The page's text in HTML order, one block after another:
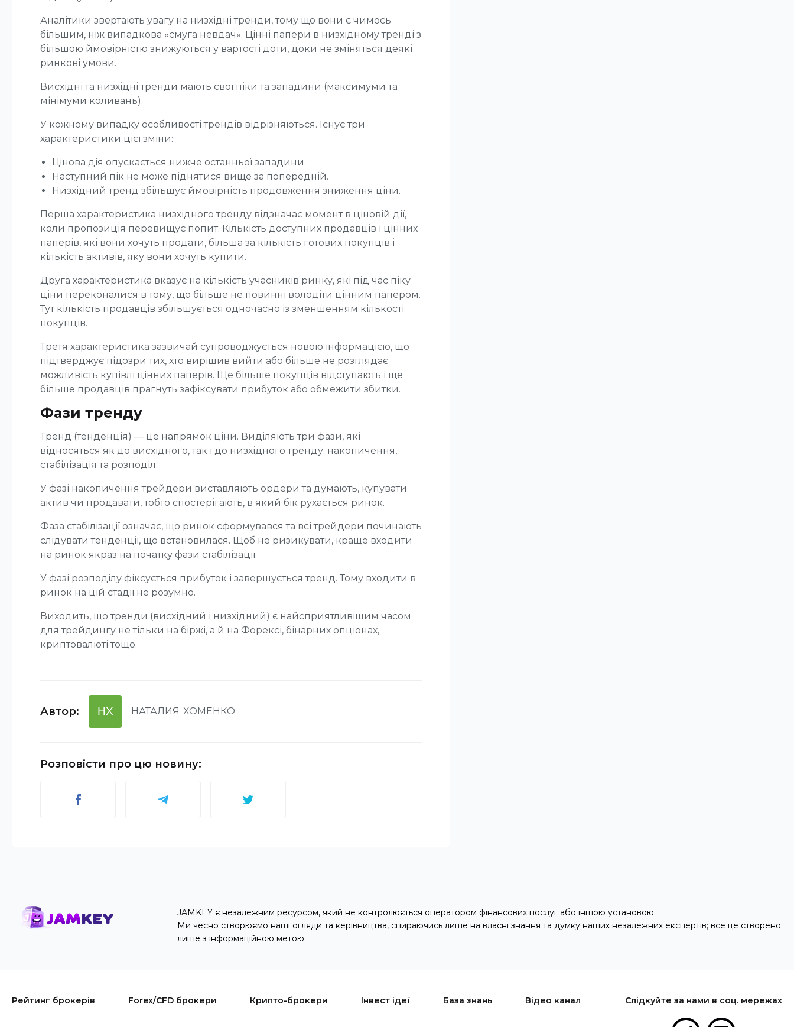
Аналітики звертають увагу на низхідні тренди, тому що вони є чимось
більшим, ніж випадкова «смуга невдач». Цінні папери в низхідному тренді з
більшою ймовірністю знижуються у вартості доти, доки не зміняться деякі
ринкові умови.
Висхідні та низхідні тренди мають свої піки та западини (максимуми та
мінімуми коливань).
У кожному випадку особливості трендів відрізняються. Існує три
характеристики цієї зміни:
Цінова дія опускається нижче останньої западини.
Наступний пік не може піднятися вище за попередній.
Низхідний тренд збільшує ймовірність продовження зниження ціни.
Перша характеристика низхідного тренду відзначає момент в ціновій дії,
коли пропозиція перевищує попит. Кількість доступних продавців і цінних
паперів, які вони хочуть продати, більша за кількість готових покупців і
кількість активів, яку вони хочуть купити.
Друга характеристика вказує на кількість учасників ринку, які під час піку
ціни переконалися в тому, що більше не повинні володіти цінним папером.
Тут кількість продавців збільшується одночасно із зменшенням кількості
покупців.
Третя характеристика зазвичай супроводжується новою інформацією, що
підтверджує підозри тих, хто вирішив вийти або більше не розглядає
можливість купівлі цінних паперів. Ще більше покупців відступають і ще
більше продавців прагнуть зафіксувати прибуток або обмежити збитки.
Фази тренду
Тренд (тенденція) — це напрямок ціни. Виділяють три фази, які
відносяться як до висхідного, так і до низхідного тренду: накопичення,
стабілізація та розподіл.
У фазі накопичення трейдери виставляють ордери та думають, купувати
актив чи продавати, тобто спостерігають, в який бік рухається ринок.
Фаза стабілізації означає, що ринок сформувався та всі трейдери починають
слідувати тенденції, що встановилася. Щоб не ризикувати, краще входити
на ринок якраз на початку фази стабілізації.
У фазі розподілу фіксується прибуток і завершується тренд. Тому входити в
ринок на цій стадії не розумно.
Виходить, що тренди (висхідний і низхідний) є найсприятливішим часом
для трейдингу не тільки на біржі, а й на Форексі, бінарних опціонах,
криптовалюті тощо.
Автор: НХ НАТАЛИЯ ХОМЕНКО
Розповісти про цю новину:
JAMKEY є незалежним ресурсом, який не контролюється оператором фінансових послуг або іншою установою.
Ми чесно створюємо наші огляди та керівництва, спираючись лише на власні знання та думку наших незалежних експертів; все це створено
лише з інформаційною метою.
Рейтинг брокерів Forex/CFD брокери Крипто-брокери Інвест ідеї База знань Відео канал Слідкуйте за нами в соц. мережах